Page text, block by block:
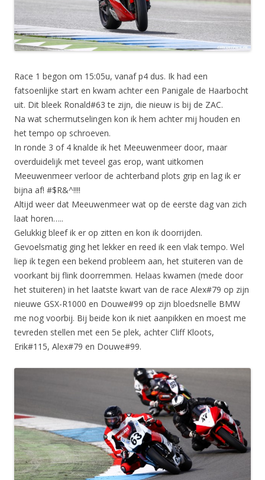
Race 1 begon om 15:05u, vanaf p4 dus. Ik had een
fatsoenlijke start en kwam achter een Panigale de Haarbocht
uit. Dit bleek Ronald#63 te zijn, die nieuw is bij de ZAC.
Na wat schermutselingen kon ik hem achter mij houden en
het tempo op schroeven.
In ronde 3 of 4 knalde ik het Meeuwenmeer door, maar
overduidelijk met teveel gas erop, want uitkomen
Meeuwenmeer verloor de achterband plots grip en lag ik er
bijna af! #$R&^!!!!
Altijd weer dat Meeuwenmeer wat op de eerste dag van zich
laat horen…..
Gelukkig bleef ik er op zitten en kon ik doorrijden.
Gevoelsmatig ging het lekker en reed ik een vlak tempo. Wel
liep ik tegen een bekend probleem aan, het stuiteren van de
voorkant bij flink doorremmen. Helaas kwamen (mede door
het stuiteren) in het laatste kwart van de race Alex#79 op zijn
nieuwe GSX-R1000 en Douwe#99 op zijn bloedsnelle BMW
me nog voorbij. Bij beide kon ik niet aanpikken en moest me
tevreden stellen met een 5e plek, achter Cliff Kloots,
Erik#115, Alex#79 en Douwe#99.